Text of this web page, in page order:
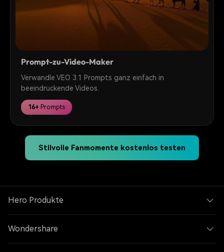
Prompt-zu-Video-Maker
Verwandle VEO 3.1 Prompts ganz einfach in
beeindruckende Videos.
16+ Prompts
Stilvolle Fanmomente kostenlos testen
Hero Produkte
Wondershare